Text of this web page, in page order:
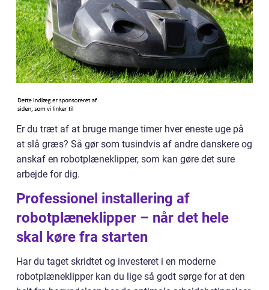
Er du træt af at bruge mange timer hver eneste uge på
at slå græs? Så gør som tusindvis af andre danskere og
anskaf en robotplæneklipper, som kan gøre det sure
arbejde for dig.
Professionel installering af
robotplæneklipper – når det hele
skal køre fra starten
Har du taget skridtet og investeret i en moderne
robotplæneklipper kan du lige så godt sørge for at den